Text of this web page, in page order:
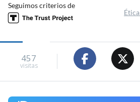
Seguimos criterios de
457
visitas